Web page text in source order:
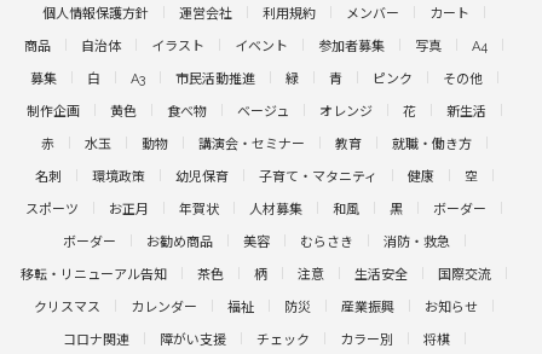
個人情報保護方針 運営会社 利用規約 メンバー カート
商品 自治体 イラスト イベント 参加者募集 写真 A4
募集 白 A3 市民活動推進 緑 青 ピンク その他
制作企画 黄色 食べ物 ベージュ オレンジ 花 新生活
赤 水玉 動物 講演会・セミナー 教育 就職・働き方
名刺 環境政策 幼児保育 子育て・マタニティ 健康 空
スポーツ お正月 年賀状 人材募集 和風 黒 ボーダー
ボーダー お勧め商品 美容 むらさき 消防・救急
移転・リニューアル告知 茶色 柄 注意 生活安全 国際交流
クリスマス カレンダー 福祉 防災 産業振興 お知らせ
コロナ関連 障がい支援 チェック カラー別 将棋